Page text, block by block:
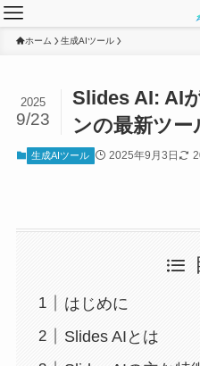
ホーム 生成AIツール
Slides AI: AI
ンの最新ツ
2025
9/23
生成AIツール 2025年9月3日
はじめに
Slides AIとは